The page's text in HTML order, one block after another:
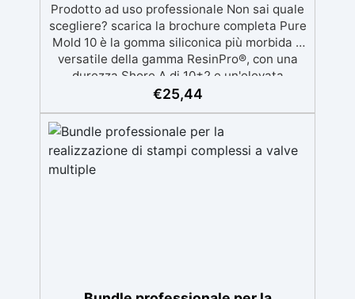
Prodotto ad uso professionale Non sai quale
scegliere? scarica la brochure completa Pure
Mold 10 è la gomma siliconica più morbida e
versatile della gamma ResinPro®, con una
durezza Shore A di 10±2 e un'elevata
trasparenza. Ideale per creare stampi
applicazioni in gioielleria, miniature, saponi
artigianali e cosmetici solidi. Grazie alla
sua bassa viscosità, permette una colata
precisa anche in stampi complessi, evitando
cosmetici solidi: stampi per saponi artigianali
€25,44